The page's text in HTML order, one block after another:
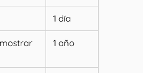
1 día
1 año